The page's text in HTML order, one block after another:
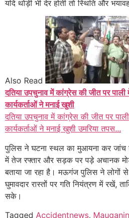
यदि थोड़ी भी देर होती तो स्थिति और
Also Read
दतिया उपचुनाव में कांग्रेस की जीत पर पाली
कार्यकर्ताओं ने मनाई खुशी
दतिया उपचुनाव में कांग्रेस की जीत पर
कार्यकर्ताओं ने मनाई खुशी उमरिया तपस...
पुलिस ने घटना स्थल का मुआयना कर
में तेज रफ्तार और सड़क पर पड़े अचानक
बताया जा रहा है। मऊगंज पुलिस ने लोगों
घुमावदार रास्तों पर गति नियंत्रण में रखें,
सके।
Tagged Accidentnews,